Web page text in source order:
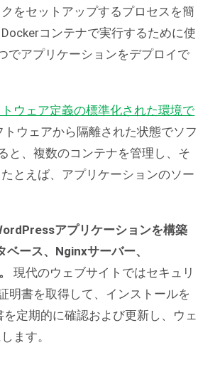
をセットアップするプロセスを簡
コンテナで実行するために使
でアプリケーションをデプロイで
ウェア定義の標準化された環境で
ウェアから隔離された状態でソフ
と、複数のコンテナを管理し、そ
とえば、アプリケーションのソー
アプリケーションを構築
ース、Nginxサーバー、
現代のウェブサイトではセキュリ
明書を取得して、インストールを
定期的に確認および更新し、ウェ
ます。